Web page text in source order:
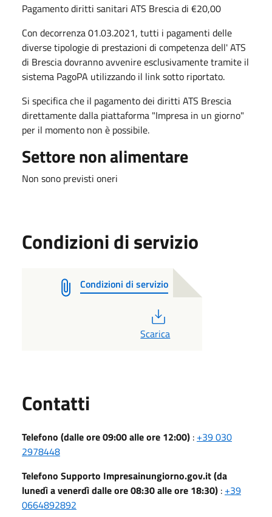
Pagamento diritti sanitari ATS Brescia di €20,00
Con decorrenza 01.03.2021, tutti i pagamenti delle
diverse tipologie di prestazioni di competenza dell' ATS
di Brescia dovranno avvenire esclusivamente tramite il
sistema PagoPA utilizzando il link sotto riportato.
Si specifica che il pagamento dei diritti ATS Brescia
direttamente dalla piattaforma "Impresa in un giorno"
per il momento non è possibile.
Settore non alimentare
Non sono previsti oneri
Condizioni di servizio
Condizioni di servizio
Scarica
Contatti
Telefono (dalle ore 09:00 alle ore 12:00) : +39 030
2978448
Telefono Supporto Impresainungiorno.gov.it (da
lunedì a venerdì dalle ore 08:30 alle ore 18:30) : +39
0664892892